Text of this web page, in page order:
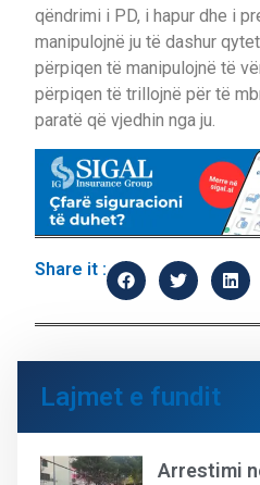
qëndrimi i PD, i hapur dhe i
manipulojnë ju të dashur
përpiqen të manipulojnë të
përpiqen të trillojnë për të
paratë që vjedhin nga ju.
Share it :
Lajmet e fundit
Arrestimi